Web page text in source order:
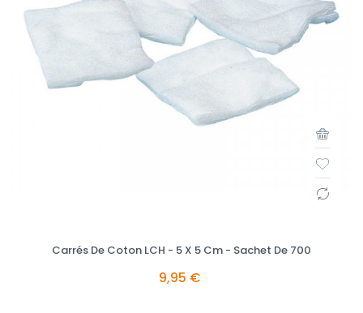
Carrés De Coton LCH - 5 X 5 Cm - Sachet De 700
9,95 €